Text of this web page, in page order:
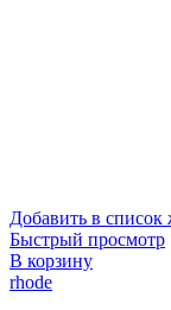
Добавить в список
Быстрый просмотр
В корзину
rhode